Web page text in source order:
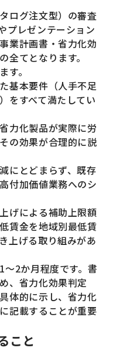
ログ注文型）の審査
プレゼンテーション
業計画書・省力化効
全てとなります。
す。
基本要件（人手不足
をすべて満たしてい
力化製品が実際に労
の効果が合理的に説
にとどまらず、既存
付加価値業務へのシ
げによる補助上限額
賃金を地域別最低賃
上げる取り組みがあ
2か月程度です。書
、省力化効果判定
体的に示し、省力化
記載することが重要
こと